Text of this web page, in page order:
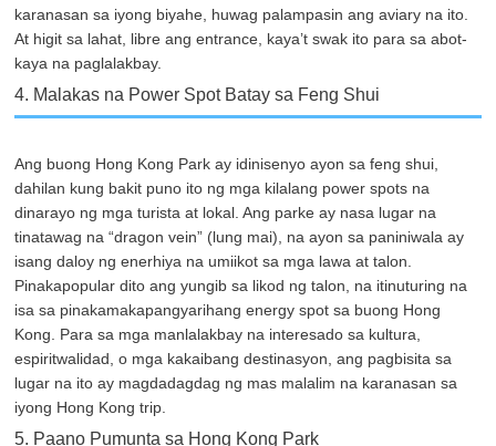
karanasan sa iyong biyahe, huwag palampasin ang aviary na ito.
At higit sa lahat, libre ang entrance, kaya’t swak ito para sa abot-
kaya na paglalakbay.
4. Malakas na Power Spot Batay sa Feng Shui
Ang buong Hong Kong Park ay idinisenyo ayon sa feng shui,
dahilan kung bakit puno ito ng mga kilalang power spots na
dinarayo ng mga turista at lokal. Ang parke ay nasa lugar na
tinatawag na “dragon vein” (lung mai), na ayon sa paniniwala ay
isang daloy ng enerhiya na umiikot sa mga lawa at talon.
Pinakapopular dito ang yungib sa likod ng talon, na itinuturing na
isa sa pinakamakapangyarihang energy spot sa buong Hong
Kong. Para sa mga manlalakbay na interesado sa kultura,
espiritwalidad, o mga kakaibang destinasyon, ang pagbisita sa
lugar na ito ay magdadagdag ng mas malalim na karanasan sa
iyong Hong Kong trip.
5. Paano Pumunta sa Hong Kong Park